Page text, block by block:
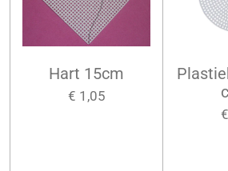
Hart 15cm
€ 1,05